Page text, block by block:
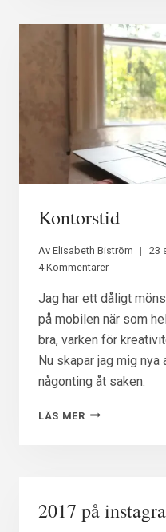
Kontorstid
Av Elisabeth Biström
23
4 Kommentarer
Jag har ett dåligt
på mobilen när som
bra, varken för
Nu skapar jag mig
någonting åt saken.
LÄS MERKONTORSTID
2017 på